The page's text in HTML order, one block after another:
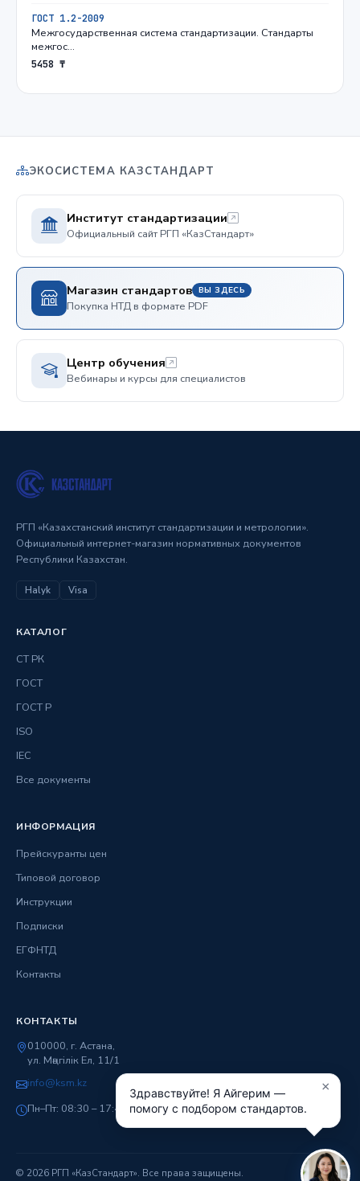
ГОСТ 1.2-2009
Межгосударственная система стандартизации. Стандарты
межгос…
5458 ₸
ЭКОСИСТЕМА КАЗСТАНДАРТ
Институт стандартизации
Официальный сайт РГП «КазСтандарт»
Магазин стандартов ВЫ ЗДЕСЬ
Покупка НТД в формате PDF
Центр обучения
Вебинары и курсы для специалистов
РГП «Казахстанский институт стандартизации и метрологии».
Официальный интернет-магазин нормативных документов
Республики Казахстан.
Halyk Visa
КАТАЛОГ
СТ РК
ГОСТ
ГОСТ Р
ISO
IEC
Все документы
ИНФОРМАЦИЯ
Прейскуранты цен
Типовой договор
Инструкции
Подписки
ЕГФНТД
Контакты
КОНТАКТЫ
010000, г. Астана,
ул. Мәңгілік Ел, 11/1
info@ksm.kz
Пн–Пт: 08:30 – 17:45
© 2026 РГП «КазСтандарт». Все права защищены.
×
Здравствуйте! Я Айгерим —
помогу с подбором стандартов.